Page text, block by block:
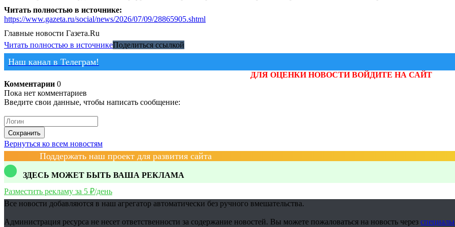
Читать полностью в источнике:
https://www.gazeta.ru/social/news/2026/07/09/28865905.shtml
Главные новости Газета.Ru
Читать полностью в источникеПоделиться ссылкой
Наш канал в Телеграм!
ДЛЯ ОЦЕНКИ НОВОСТИ ВОЙДИТЕ НА САЙТ
Комментарии 0
Пока нет комментариев
Введите свои данные, чтобы написать сообщение:
Сохранить
Вернуться ко всем новостям
Поддержать наш проект для развития сайта
ЗДЕСЬ МОЖЕТ БЫТЬ ВАША РЕКЛАМА
Разместить рекламу за 5 ₽/день
Все новости добавляются в наш агрегатор автоматически без ручного вмешательства.
Администрация ресурса не несет ответственности за содержание новостей. Вы можете пожаловаться на новость через